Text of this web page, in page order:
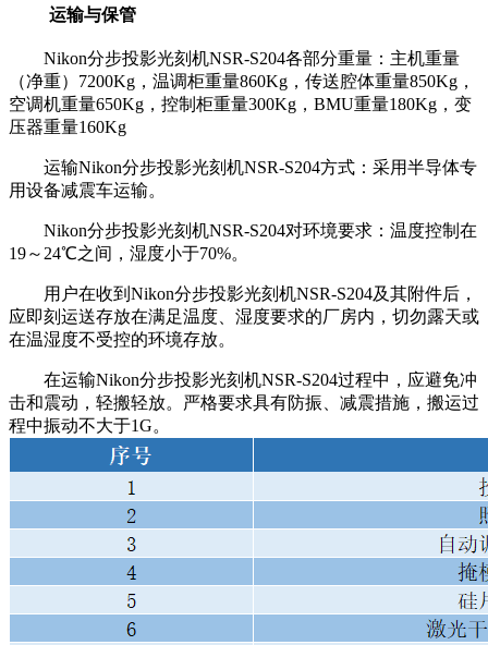
运输与保管
Nikon分步投影光刻机NSR-S204各部分重量：主机重量
（净重）7200Kg，温调柜重量860Kg，传送腔体重量850Kg，
空调机重量650Kg，控制柜重量300Kg，BMU重量180Kg，变
压器重量160Kg
运输Nikon分步投影光刻机NSR-S204方式：采用半导体专
用设备减震车运输。
Nikon分步投影光刻机NSR-S204对环境要求：温度控制在
19～24℃之间，湿度小于70%。
用户在收到Nikon分步投影光刻机NSR-S204及其附件后，
应即刻运送存放在满足温度、湿度要求的厂房内，切勿露天或
在温湿度不受控的环境存放。
在运输Nikon分步投影光刻机NSR-S204过程中，应避免冲
击和震动，轻搬轻放。严格要求具有防振、减震措施，搬运过
程中振动不大于1G。